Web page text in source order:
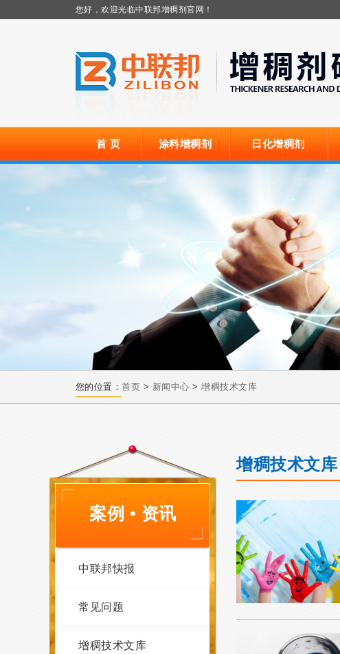
您好，欢迎光临中联邦增稠剂官网！
首 页 涂料增稠剂 日化增稠剂
您的位置： 首页 > 新闻中心 > 增稠技术文库
案例 • 资讯
中联邦快报
常见问题
增稠技术文库
增稠技术文库